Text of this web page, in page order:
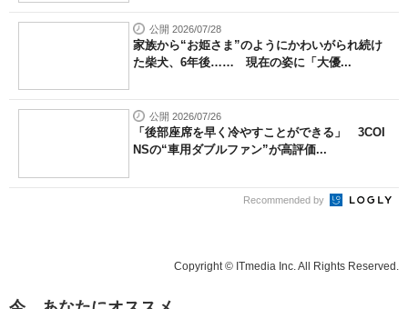
公開 2026/07/28
家族から“お姫さま”のようにかわいがられ続け
た柴犬、6年後…… 現在の姿に「大優...
公開 2026/07/26
「後部座席を早く冷やすことができる」 3COI
NSの“車用ダブルファン”が高評価...
Recommended by
Copyright © ITmedia Inc. All Rights Reserved.